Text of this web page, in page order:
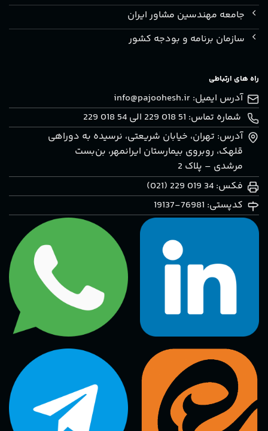
جامعه مهندسین مشاور ایران
سازمان برنامه و بودجه کشور
راه های ارتباطی
آدرس ایمیل: info@pajoohesh.ir
شماره تماس: 51 018 229 الی 54 018 229
آدرس: تهران، خيابان شريعتی، نرسيده به دوراهی
قلهک، روبروی بيمارستان ايرانمهر، بن‌بست
مرشدی – پلاک 2
فکس: 34 019 229 (021)
کدپستی: 76981-19137